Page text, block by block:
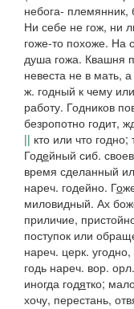
небога-
Ни себе не гож, ни
гоже-то похоже. На
душа гожа. Квашня
невеста не в мать,
ж. годный к чему
работу. Годников
безропотно годит,
|| кто или что
Годейный сиб.
время сделанный
нареч. годейно. Го
миловидный. Ах
приличие,
поступок или
нареч. церк.
годь нареч. вор.
иногда годятко;
хочу, перестань,